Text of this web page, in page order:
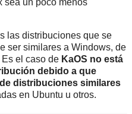
sea un poco menos
las distribuciones que se
ser similares a Windows, de
el caso de KaOS no está
debido a que
distribuciones similares
en Ubuntu u otros.